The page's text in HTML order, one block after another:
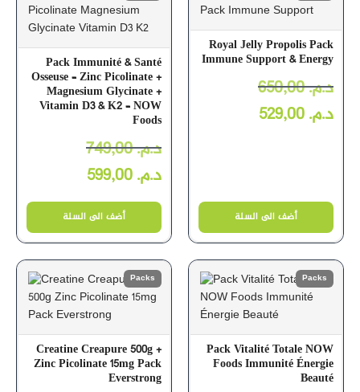
Pack Immunité & Santé
Osseuse – Zinc Picolinate +
Magnesium Glycinate +
Vitamin D3 & K2 – NOW
Foods
د.م.749,00
د.م.
أضف الى السلة
Royal Jelly Propolis Pack
Immune Support & Energy
د.م.650,00
د.م.
أضف الى السلة
Packs
Creatine Creapure 500g +
Zinc Picolinate 15mg Pack
Everstrong
Packs
Pack Vitalité Totale NOW
Foods Immunité Énergie
Beauté